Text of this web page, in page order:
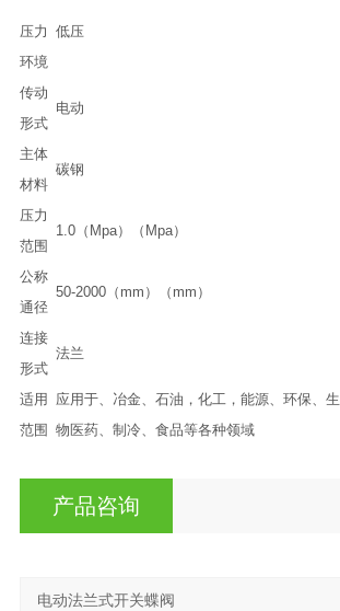
压力
环境
低压
传动
形式
电动
主体
材料
碳钢
压力
范围
1.0（Mpa）（Mpa）
公称
通径
50-2000（mm）（mm）
连接
形式
法兰
适用
范围
应用于、冶金、石油，化工，能源、环保、生
物医药、制冷、食品等各种领域
产品咨询